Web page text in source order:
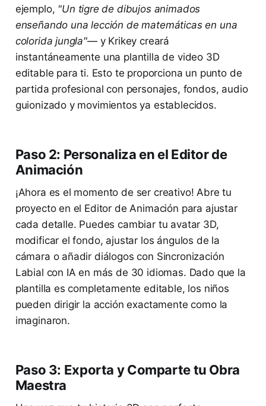
ejemplo, "Un tigre de dibujos animados
enseñando una lección de matemáticas en una
colorida jungla"— y Krikey creará
instantáneamente una plantilla de video 3D
editable para ti. Esto te proporciona un punto de
partida profesional con personajes, fondos, audio
guionizado y movimientos ya establecidos.
Paso 2: Personaliza en el Editor de
Animación
¡Ahora es el momento de ser creativo! Abre tu
proyecto en el Editor de Animación para ajustar
cada detalle. Puedes cambiar tu avatar 3D,
modificar el fondo, ajustar los ángulos de la
cámara o añadir diálogos con Sincronización
Labial con IA en más de 30 idiomas. Dado que la
plantilla es completamente editable, los niños
pueden dirigir la acción exactamente como la
imaginaron.
Paso 3: Exporta y Comparte tu Obra
Maestra